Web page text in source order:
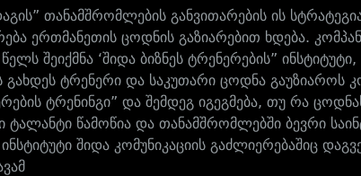
თანამშრომლების განვითარების ის
ერთმანეთის ცოდნის გაზიარებით ხდება.
წელს შეიქმნა ‘შიდა ბიზნეს ტრენერების”
გახდეს ტრენერი და საკუთარი ცოდნა გაუზიაროს
ტრენინგი” და შემდეგ იგეგმება, თუ რა
ტალანტი წამოწია და თანამშრომლებში ბევრი
შიდა კომუნიკაციის გაძლიერებაშიც